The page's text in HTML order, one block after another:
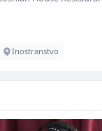
Inostranstvo